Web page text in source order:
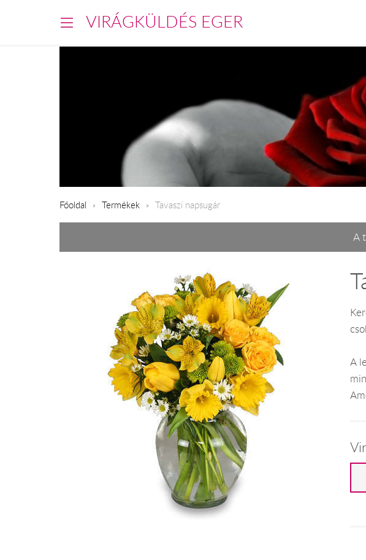
VIRÁGKÜLDÉS EGER
Főoldal Termékek Tavaszi napsugár
A
A